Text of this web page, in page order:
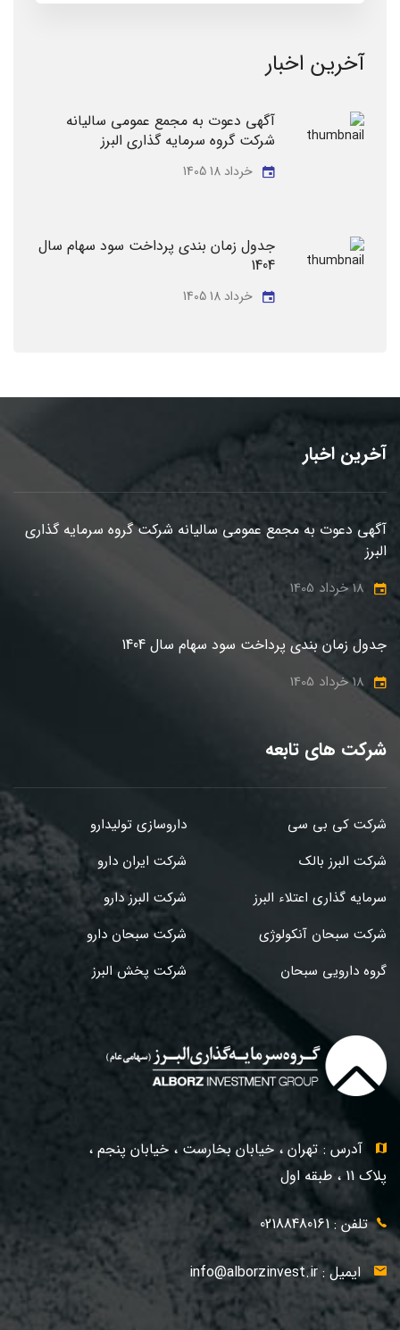
آخرین اخبار
آگهی دعوت به مجمع عمومی سالیانه
شرکت گروه سرمایه گذاری البرز
خرداد 18 1405
جدول زمان بندی پرداخت سود سهام سال
1404
خرداد 18 1405
آخرین اخبار
آگهی دعوت به مجمع عمومی سالیانه شرکت گروه سرمایه گذاری
البرز
18 خرداد 1405
جدول زمان بندی پرداخت سود سهام سال 1404
18 خرداد 1405
شرکت های تابعه
شرکت کی بی سی
داروسازی تولیدارو
شرکت البرز بالک
شرکت ایران دارو
سرمایه گذاری اعتلاء البرز
شرکت البرز دارو
شرکت سبحان آنکولوژی
شرکت سبحان دارو
گروه دارویی سبحان
شرکت پخش البرز
آدرس : تهران ، خیابان بخارست ، خیابان پنجم ،
پلاک 11 ، طبقه اول
تلفن : 02188480161
ایمیل : info@alborzinvest.ir